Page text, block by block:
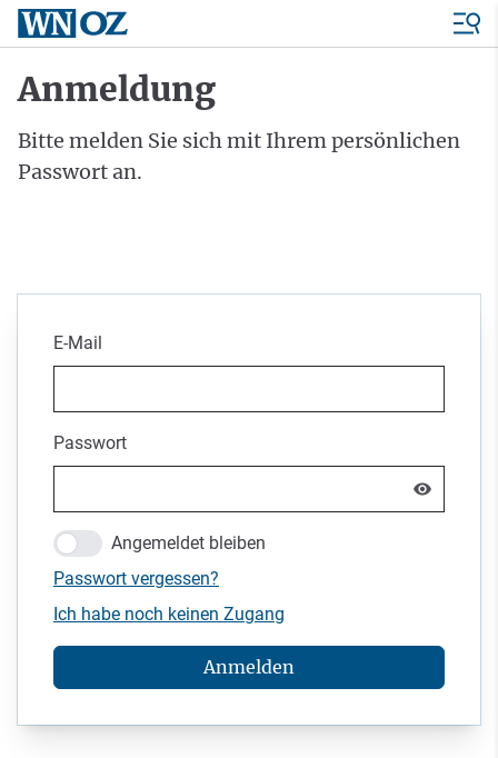
Anmeldung
Bitte melden Sie sich mit Ihrem persönlichen
Passwort an.
E-Mail
Passwort
Angemeldet bleiben
Passwort vergessen?
Ich habe noch keinen Zugang
Anmelden